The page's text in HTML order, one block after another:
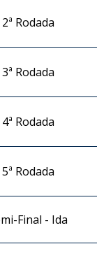
2ª Rodada
3ª Rodada
4ª Rodada
5ª Rodada
Final - Ida